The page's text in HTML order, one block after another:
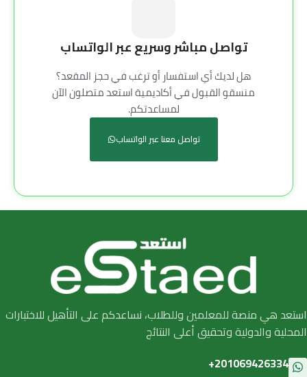
تواصل مباشر وسريع عبر الواتساب
هل لديك أي استفسار أو ترغب في حجز المقعد؟
منسقو القبول في أكاديمية استعد متصلون الآن
لمساعدتكم.
تواصل معنا عبر الواتساب
استعد هي منصة للمعلمين وللطلاب، نساعدكم على التأهيل للاختبارات
المحلية والدولية وتحقيق أعلى النتائج
201069426334+